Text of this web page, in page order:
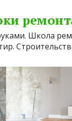
Школа